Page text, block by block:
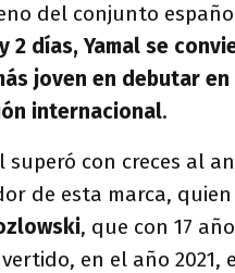
del conjunto
2 días, Yamal se
joven en debutar
internacional.
superó con creces al
de esta marca,
, que con 17
en el año